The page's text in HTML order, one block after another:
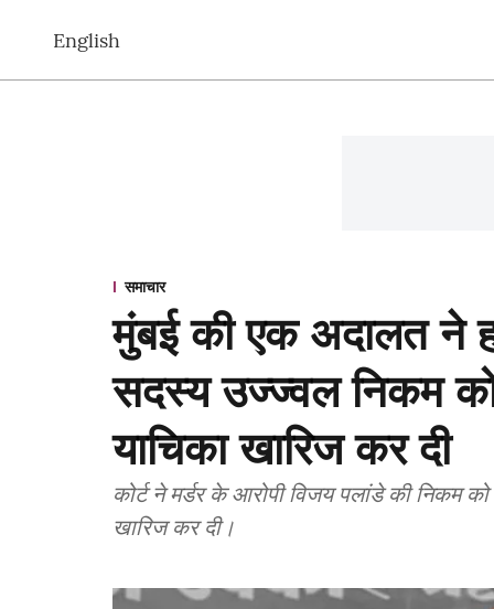
English
समाचार
मुंबई की एक अदालत ने
सदस्य उज्ज्वल निकम
याचिका खारिज कर दी
कोर्ट ने मर्डर के आरोपी विजय पलांडे की निकम
खारिज कर दी।